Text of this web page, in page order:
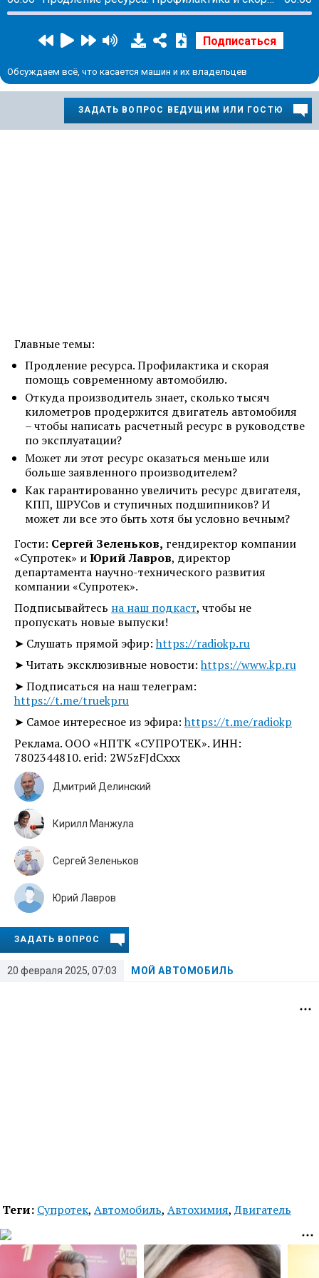
Обсуждаем всё, что касается машин и их владельцев
ЗАДАТЬ ВОПРОС ВЕДУЩИМ ИЛИ ГОСТЮ
Главные темы:
Продление ресурса. Профилактика и скорая
помощь современному автомобилю.
Откуда производитель знает, сколько тысяч
километров продержится двигатель автомобиля
– чтобы написать расчетный ресурс в руководстве
по эксплуатации?
Может ли этот ресурс оказаться меньше или
больше заявленного производителем?
Как гарантированно увеличить ресурс двигателя,
КПП, ШРУСов и ступичных подшипников? И
может ли все это быть хотя бы условно вечным?
Гости: Сергей Зеленьков, гендиректор компании
«Супротек» иЮрий Лавров, директор
департамента научно-технического развития
компании «Супротек».
Подписывайтесь на наш подкаст, чтобы не
пропускать новые выпуски!
➤ Слушать прямой эфир:https://radiokp.ru
➤ Читать эксклюзивные новости:https://www.kp.ru
➤ Подписаться на наш телеграм:
https://t.me/truekpru
➤ Самое интересное из эфира:https://t.me/radiokp
Реклама. ООО «НПТК «СУПРОТЕК». ИНН:
7802344810. erid: 2W5zFJdCxxx
20 февраля 2025, 07:03 МОЙ АВТОМОБИЛЬ
Дмитрий Делинский
Кирилл Манжула
Сергей Зеленьков
Юрий Лавров
ЗАДАТЬ ВОПРОС
Теги: Супротек, Автомобиль, Автохимия,Двигатель